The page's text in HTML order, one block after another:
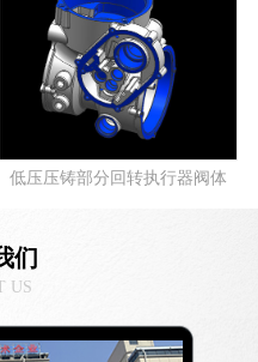
低压压铸部分回转执行器阀体
们
US